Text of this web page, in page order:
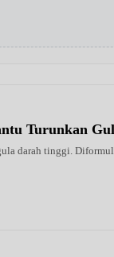
Turunkan
darah tinggi.